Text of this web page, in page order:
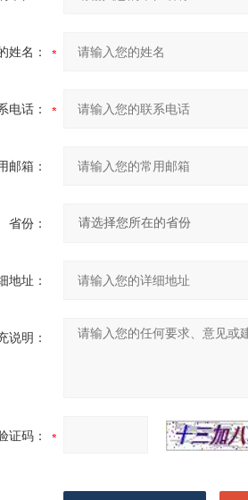
姓名：
电话：
邮箱：
省份：
地址：
说明：
证码：